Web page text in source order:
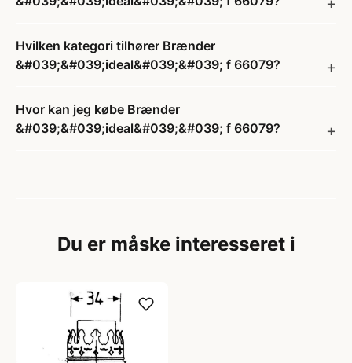
Hvilken kategori tilhører Brænder
&#039;&#039;ideal&#039;&#039; f 66079?
Hvor kan jeg købe Brænder
&#039;&#039;ideal&#039;&#039; f 66079?
Du er måske interesseret i